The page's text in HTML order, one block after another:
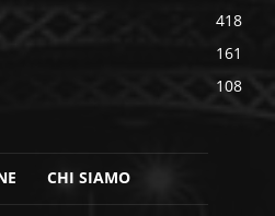
418
161
108
CHI SIAMO